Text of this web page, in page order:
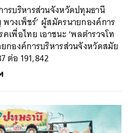
รบริหารส่วนจังหวัดปทุมธานี
พวงเพ็ชร์’ ผู้สมัครนายกองค์การ
เพื่อไทย เอาชนะ ‘พลตำรวจโท
กองค์การบริหารส่วนจังหวัดสมัย
ต่อ 191,842